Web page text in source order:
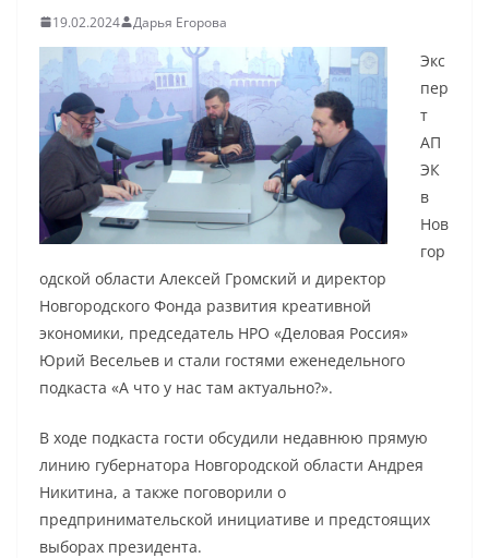
19.02.2024 Дарья Егорова
Экс
пер
т
АП
ЭК
в
Нов
гор
одской области Алексей Громский и директор
Новгородского Фонда развития креативной
экономики, председатель НРО «Деловая Россия»
Юрий Весельев и стали гостями еженедельного
подкаста «А что у нас там актуально?».
В ходе подкаста гости обсудили недавнюю прямую
линию губернатора Новгородской области Андрея
Никитина, а также поговорили о
предпринимательской инициативе и предстоящих
выборах президента.